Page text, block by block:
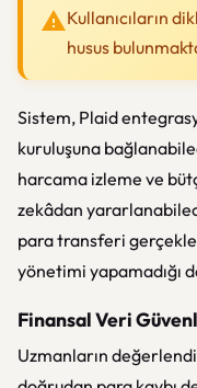
Kullanıcıların
husus
Sistem, Plaid
kuruluşuna
harcama izleme ve
zekâdan
para transferi
yönetimi yapamadığı
Finansal Veri
Uzmanların